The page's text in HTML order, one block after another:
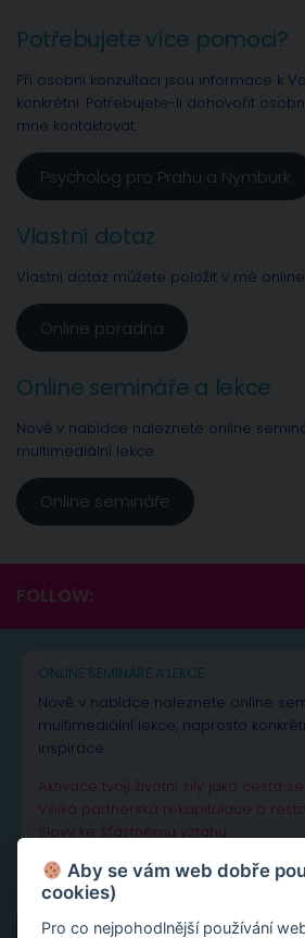
Potřebujete více pomoci?
Při osobní konzultaci jsou informace k
konkrétní. Potřebujete-li dohovořit
mne kontaktovat.
Psycholog pro Prahu a Nymburk
Vlastní dotaz
Vlastní dotaz můžete položit v mé
Online poradna
Online semináře a lekce
Nově v nabídce naleznete online
multimediální lekce.
Online semináře
FOLLOW:
ONLINE SEMINÁŘE A LEKCE
Nově v nabídce naleznete online
multimediální lekce, naprosto
inspirace.
Aktivace tvojí životní síly jako cesta
Velká partnerská rekapitulace a
Slovy ke šťastnému vztahu
Aby se vám web dobře
cookies)
Pro co nejpohodlnější používání